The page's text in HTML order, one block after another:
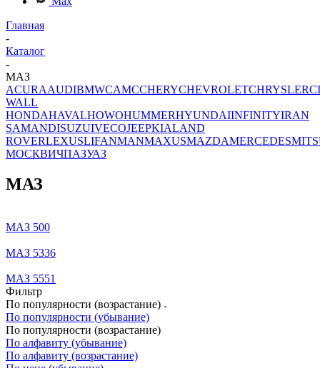
Главная
-
Каталог
-
МАЗ
ACURAAUDIBMWCAMCCHERYCHEVROLETCHRYSLER
WALL
HONDAHAVALHOWOHUMMERHYUNDAIINFINITYIRAN
SAMANDISUZUIVECOJEEPKIALAND
ROVERLEXUSLIFANMANMAXUSMAZDAMERCEDES
МОСКВИЧПАЗУАЗ
МАЗ
МАЗ 500
МАЗ 5336
МАЗ 5551
Фильтр
По популярности (возрастание)
По популярности (убывание)
По популярности (возрастание)
По алфавиту (убывание)
По алфавиту (возрастание)